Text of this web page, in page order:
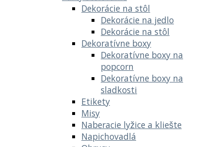
Dekorácie na stôl
Dekorácie na jedlo
Dekorácie na stôl
Dekoratívne boxy
Dekoratívne boxy na
popcorn
Dekoratívne boxy na
sladkosti
Etikety
Misy
Naberacie lyžice a kliešte
Napichovadlá